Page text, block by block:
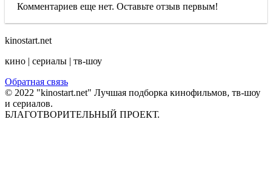
Комментариев еще нет. Оставьте отзыв первым!
kinostart.net
кино | сериалы | тв-шоу
Обратная связь
© 2022 "kinostart.net" Лучшая подборка кинофильмов, тв-шоу
и сериалов.
БЛАГОТВОРИТЕЛЬНЫЙ ПРОЕКТ.